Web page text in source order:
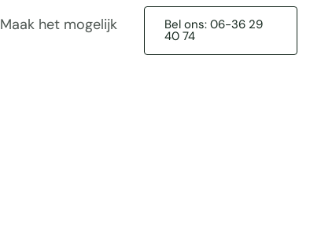
Maak het mogelijk
Bel ons: 06-36 29
40 74